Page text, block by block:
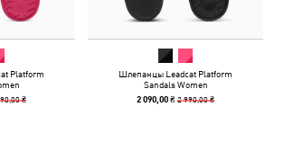
Platform
₴
Шлепанцы Leadcat Platform
Sandals Women
2 090,00 ₴2 990,00 ₴